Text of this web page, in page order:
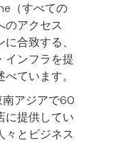
（すべての
のアクセス
合致する、
インフラを提
ています。
アジアで60
に提供してい
々とビジネス